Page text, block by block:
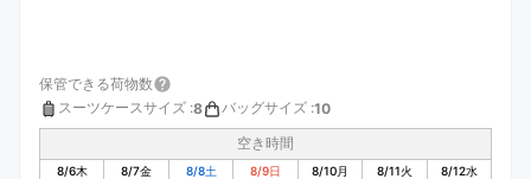
保管できる荷物数
スーツケースサイズ :8 バッグサイズ :10
空き時間
8/6木 8/7金 8/8土 8/9日 8/10月 8/11火 8/12水